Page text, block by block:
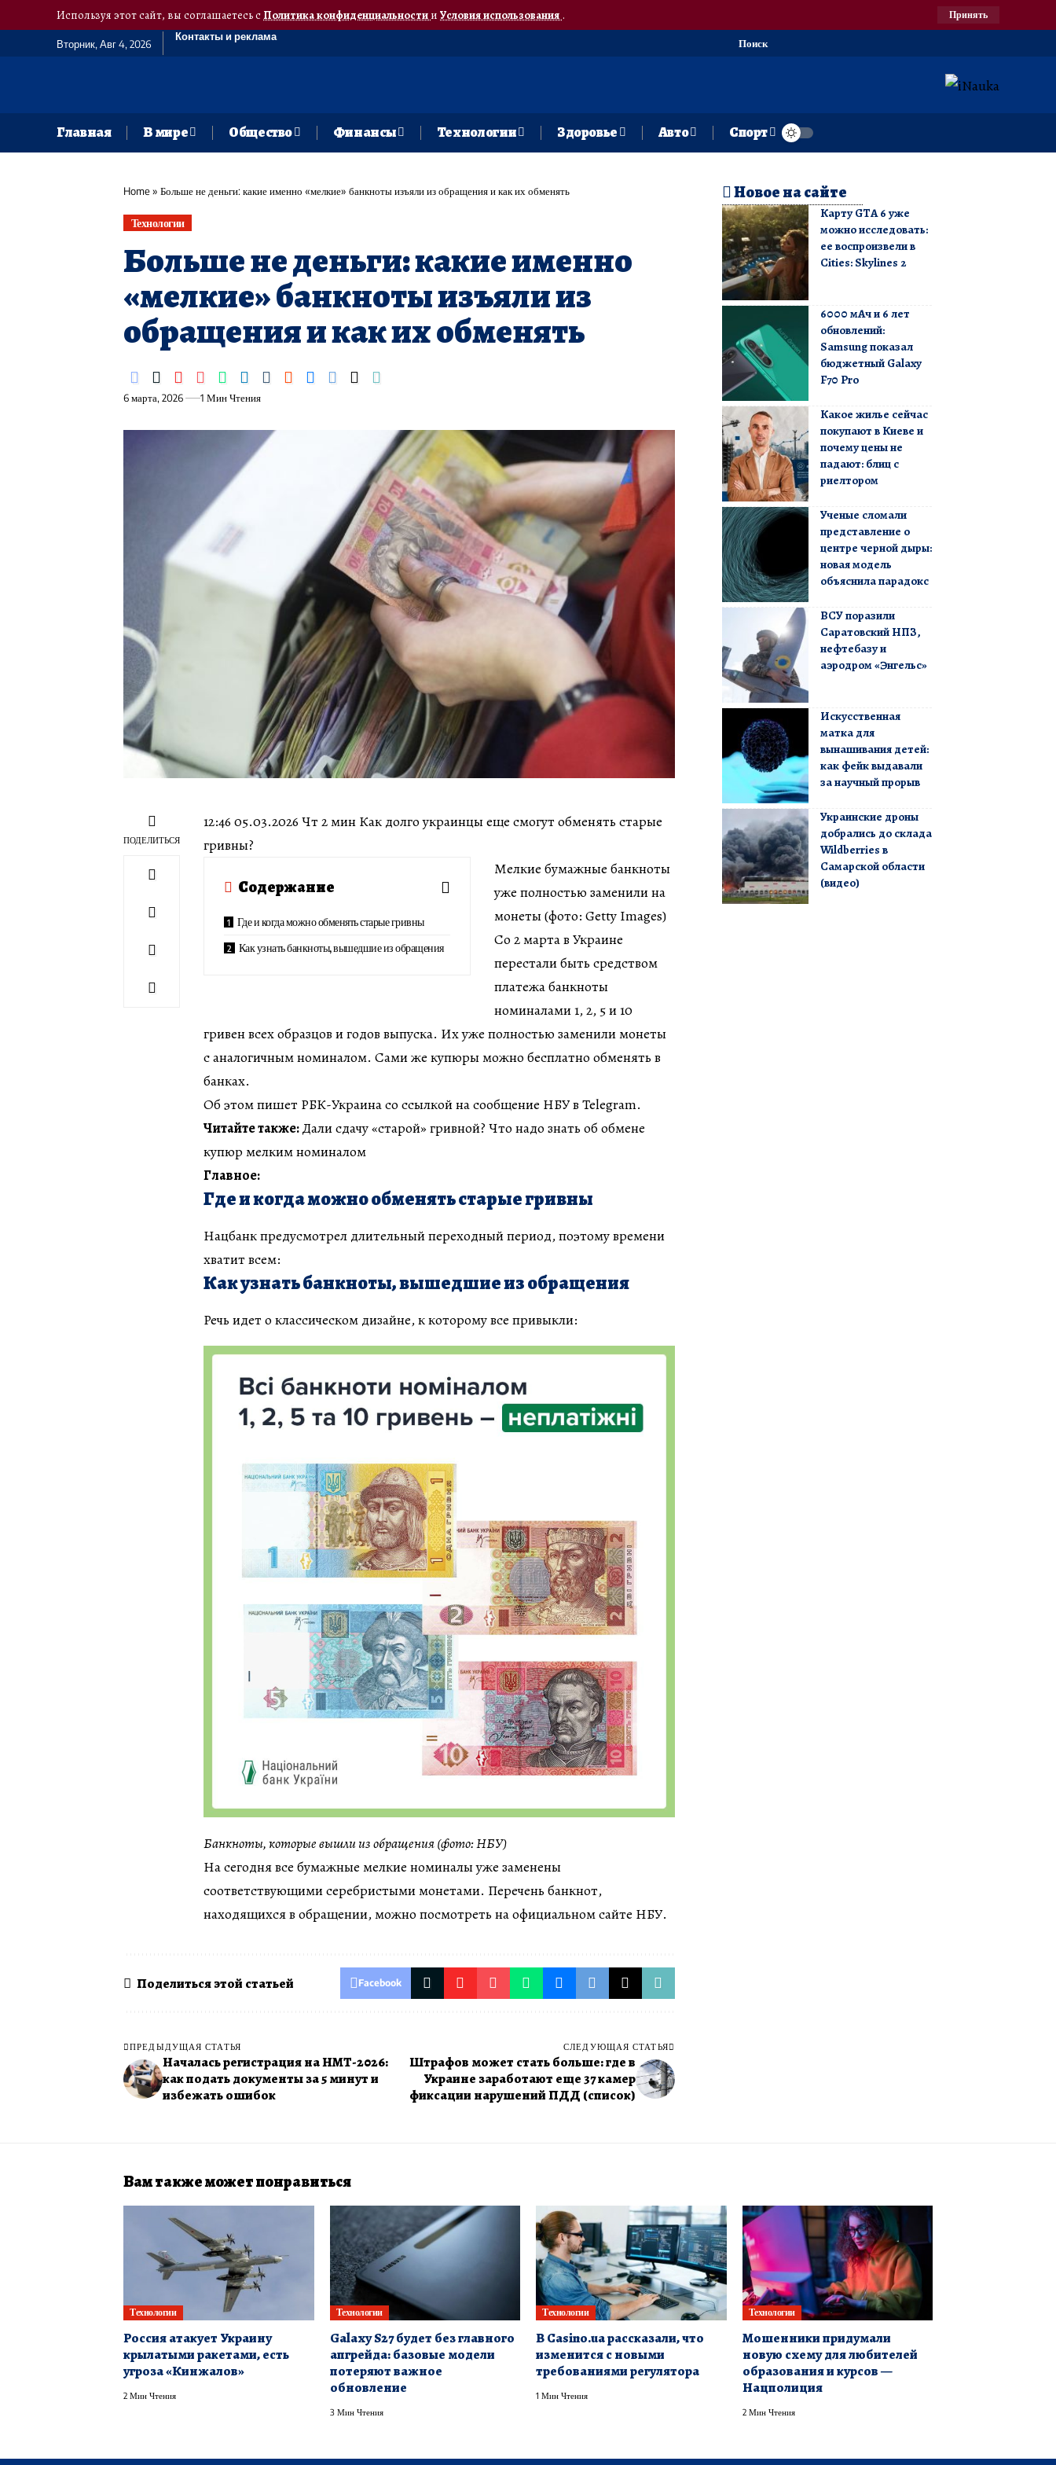
Используя этот сайт, вы соглашаетесь сПолитика конфиденциальностии Условия использования. Принять
Вторник, Авг 4, 2026
Контакты и реклама
Поиск
Главная В мире Общество Финансы Технологии Здоровье Авто Спорт
Home» Больше не деньги: какие именно «мелкие» банкноты изъяли из обращения и как их обменять
Технологии
Больше не деньги: какие именно
«мелкие» банкноты изъяли из
обращения и как их обменять
6 марта, 2026 1 Мин Чтения
ПОДЕЛИТЬСЯ
12:46 05.03.2026 Чт 2 мин Как долго украинцы еще смогут обменять старые
гривны?
Содержание
Где и когда можно обменять старые гривны
Как узнать банкноты, вышедшие из обращения
Мелкие бумажные банкноты
уже полностью заменили на
монеты (фото: Getty Images)
Со 2 марта в Украине
перестали быть средством
платежа банкноты
номиналами 1, 2, 5 и 10
гривен всех образцов и годов выпуска. Их уже полностью заменили монеты
с аналогичным номиналом. Сами же купюры можно бесплатно обменять в
банках.
Об этом пишет РБК-Украина со ссылкой на сообщение НБУ в Telegram.
Читайте также:Дали сдачу «старой» гривной? Что надо знать об обмене
купюр мелким номиналом
Главное:
Где и когда можно обменять старые гривны
Нацбанк предусмотрел длительный переходный период, поэтому времени
хватит всем:
Как узнать банкноты, вышедшие из обращения
Речь идет о классическом дизайне, к которому все привыкли:
Банкноты, которые вышли из обращения (фото: НБУ)
На сегодня все бумажные мелкие номиналы уже заменены
соответствующими серебристыми монетами. Перечень банкнот,
находящихся в обращении, можно посмотреть на официальном сайте НБУ.
Поделиться этой статьей Facebook
ПРЕДЫДУЩАЯ СТАТЬЯ
Началась регистрация на НМТ-2026:
как подать документы за 5 минут и
избежать ошибок
СЛЕДУЮЩАЯ СТАТЬЯ
Штрафов может стать больше: где в
Украине заработают еще 37 камер
фиксации нарушений ПДД (список)
Новое на сайте
Карту GTA 6 уже
можно исследовать:
ее воспроизвели в
Cities: Skylines 2
6000 мАч и 6 лет
обновлений:
Samsung показал
бюджетный Galaxy
F70 Pro
Какое жилье сейчас
покупают в Киеве и
почему цены не
падают: блиц с
риелтором
Ученые сломали
представление о
центре черной дыры:
новая модель
объяснила парадокс
ВСУ поразили
Саратовский НПЗ,
нефтебазу и
аэродром «Энгельс»
Искусственная
матка для
вынашивания детей:
как фейк выдавали
за научный прорыв
Украинские дроны
добрались до склада
Wildberries в
Самарской области
(видео)
Вам также может понравиться
Технологии
Россия атакует Украину
крылатыми ракетами, есть
угроза «Кинжалов»
2 Мин Чтения
Технологии
Galaxy S27 будет без главного
апгрейда: базовые модели
потеряют важное
обновление
3 Мин Чтения
Технологии
В Casino.ua рассказали, что
изменится с новыми
требованиями регулятора
1 Мин Чтения
Технологии
Мошенники придумали
новую схему для любителей
образования и курсов —
Нацполиция
2 Мин Чтения